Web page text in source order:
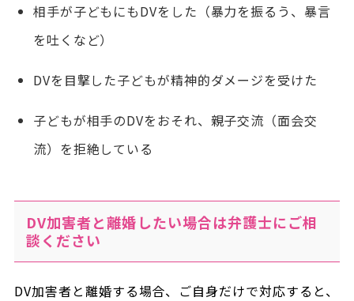
相手が子どもにもDVをした（暴力を振るう、暴言
を吐くなど）
DVを目撃した子どもが精神的ダメージを受けた
子どもが相手のDVをおそれ、親子交流（面会交
流）を拒絶している
DV加害者と離婚したい場合は弁護士にご相
談ください
DV加害者と離婚する場合、ご自身だけで対応すると、